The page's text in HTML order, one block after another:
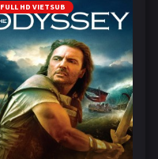
FULL HD VIETSUB